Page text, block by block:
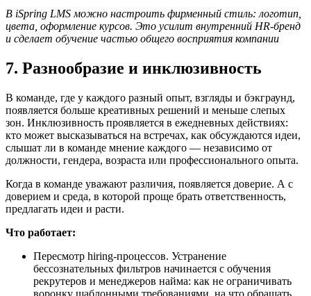
В iSpring LMS можно настроить фирменный стиль: логотип,
цвета, оформление курсов. Это усилит внутренний HR-бренд
и сделает обучение частью общего восприятия компании
7. Разнообразие и инклюзивность
В команде, где у каждого разный опыт, взгляды и бэкграунд,
появляется больше креативных решений и меньше слепых
зон. Инклюзивность проявляется в ежедневных действиях:
кто может высказываться на встречах, как обсуждаются идеи,
слышат ли в команде мнение каждого — независимо от
должности, гендера, возраста или профессионального опыта.
Когда в команде уважают различия, появляется доверие. А с
доверием и среда, в которой проще брать ответственность,
предлагать идеи и расти.
Что работает:
Пересмотр hiring-процессов. Устранение
бессознательных фильтров начинается с обучения
рекрутеров и менеджеров найма: как не ограничивать